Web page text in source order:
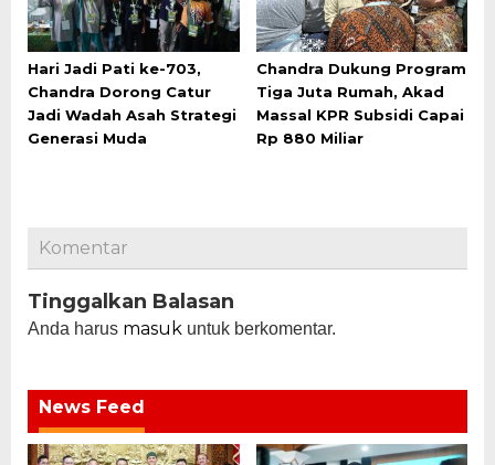
Hari Jadi Pati ke-703,
Chandra Dorong Catur
Jadi Wadah Asah Strategi
Generasi Muda
Chandra Dukung Program
Tiga Juta Rumah, Akad
Massal KPR Subsidi Capai
Rp 880 Miliar
Komentar
Tinggalkan Balasan
Anda harus masuk untuk berkomentar.
News Feed